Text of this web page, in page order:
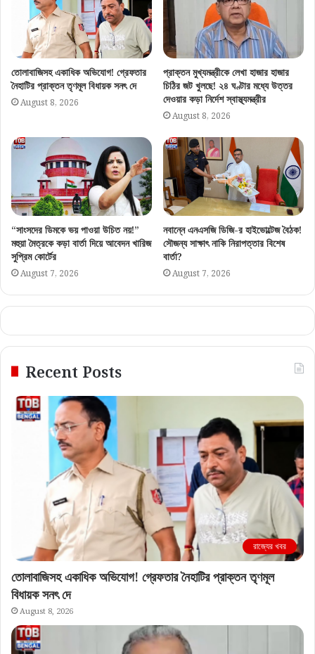
তোলাবাজিসহ একাধিক অভিযোগ! গ্রেফতার
নৈহাটির প্রাক্তন তৃণমূল বিধায়ক সনৎ দে
August 8, 2026
প্রাক্তন মুখ্যমন্ত্রীকে লেখা হাজার হাজার
চিঠির জট খুলছে! ২৪ ঘণ্টার মধ্যে উত্তর
দেওয়ার কড়া নির্দেশ স্বাস্থ্যমন্ত্রীর
August 8, 2026
“সাংসদের ডিমকে ভয় পাওয়া উচিত নয়!”
মহুয়া মৈত্রকে কড়া বার্তা দিয়ে আবেদন খারিজ
সুপ্রিম কোর্টের
August 7, 2026
নবান্নে এনএসজি ডিজি-র হাইভোল্টেজ বৈঠক!
সৌজন্য সাক্ষাৎ নাকি নিরাপত্তার বিশেষ
বার্তা?
August 7, 2026
Recent Posts
রাজ্যের খবর
তোলাবাজিসহ একাধিক অভিযোগ! গ্রেফতার নৈহাটির প্রাক্তন তৃণমূল
বিধায়ক সনৎ দে
August 8, 2026